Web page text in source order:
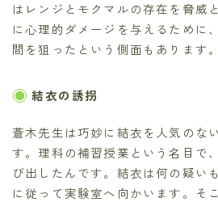
はレンジとモクマルの存在を脅威
に心理的ダメージを与えるために
間を狙ったという側面もあります。
結衣の誘拐
蒼木先生は巧妙に結衣を人気のな
す。理科の補習授業という名目で
び出したんです。結衣は何の疑い
に従って実験室へ向かいます。そ